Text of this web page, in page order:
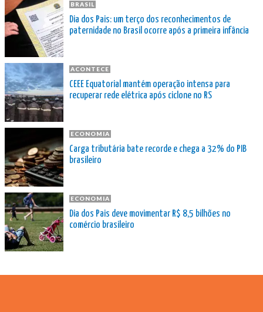
BRASIL
Dia dos Pais: um terço dos reconhecimentos de
paternidade no Brasil ocorre após a primeira infância
ACONTECE
CEEE Equatorial mantém operação intensa para
recuperar rede elétrica após ciclone no RS
ECONOMIA
Carga tributária bate recorde e chega a 32% do PIB
brasileiro
ECONOMIA
Dia dos Pais deve movimentar R$ 8,5 bilhões no
comércio brasileiro